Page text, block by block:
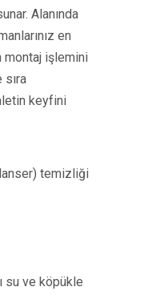
Alanında
en
montaj işlemini
sıra
keyfini
temizliği
su ve köpükle